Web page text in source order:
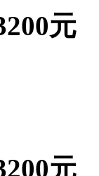
元
元